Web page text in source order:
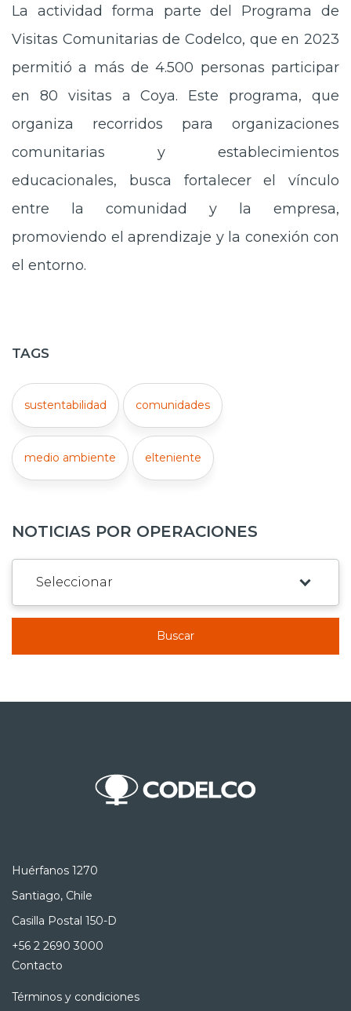
La actividad forma parte del Programa de
Visitas Comunitarias de Codelco, que en 2023
permitió a más de 4.500 personas participar
en 80 visitas a Coya. Este programa, que
organiza recorridos para organizaciones
comunitarias y establecimientos
educacionales, busca fortalecer el vínculo
entre la comunidad y la empresa,
promoviendo el aprendizaje y la conexión con
el entorno.
TAGS
sustentabilidad comunidades
medio ambiente elteniente
NOTICIAS POR OPERACIONES
Buscar
Huérfanos 1270
Santiago, Chile
Casilla Postal 150-D
+56 2 2690 3000
Contacto
Términos y condiciones